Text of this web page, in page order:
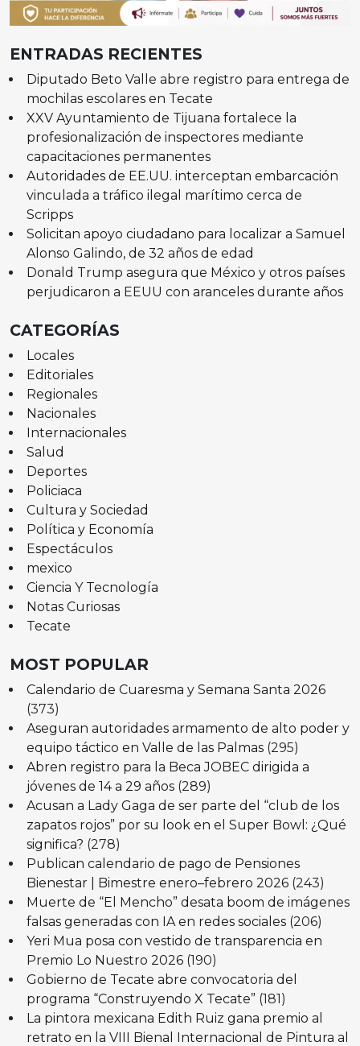
ENTRADAS RECIENTES
Diputado Beto Valle abre registro para entrega de
mochilas escolares en Tecate
XXV Ayuntamiento de Tijuana fortalece la
profesionalización de inspectores mediante
capacitaciones permanentes
Autoridades de EE.UU. interceptan embarcación
vinculada a tráfico ilegal marítimo cerca de
Scripps
Solicitan apoyo ciudadano para localizar a Samuel
Alonso Galindo, de 32 años de edad
Donald Trump asegura que México y otros países
perjudicaron a EEUU con aranceles durante años
CATEGORÍAS
Locales
Editoriales
Regionales
Nacionales
Internacionales
Salud
Deportes
Policiaca
Cultura y Sociedad
Política y Economía
Espectáculos
mexico
Ciencia Y Tecnología
Notas Curiosas
Tecate
MOST POPULAR
Calendario de Cuaresma y Semana Santa 2026
(373)
Aseguran autoridades armamento de alto poder y
equipo táctico en Valle de las Palmas (295)
Abren registro para la Beca JOBEC dirigida a
jóvenes de 14 a 29 años (289)
Acusan a Lady Gaga de ser parte del “club de los
zapatos rojos” por su look en el Super Bowl: ¿Qué
significa? (278)
Publican calendario de pago de Pensiones
Bienestar | Bimestre enero–febrero 2026 (243)
Muerte de “El Mencho” desata boom de imágenes
falsas generadas con IA en redes sociales (206)
Yeri Mua posa con vestido de transparencia en
Premio Lo Nuestro 2026 (190)
Gobierno de Tecate abre convocatoria del
programa “Construyendo X Tecate” (181)
La pintora mexicana Edith Ruiz gana premio al
retrato en la VIII Bienal Internacional de Pintura al